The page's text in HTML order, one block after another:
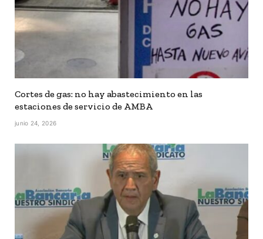
Cortes de gas: no hay abastecimiento en las
estaciones de servicio de AMBA
junio 24, 2026